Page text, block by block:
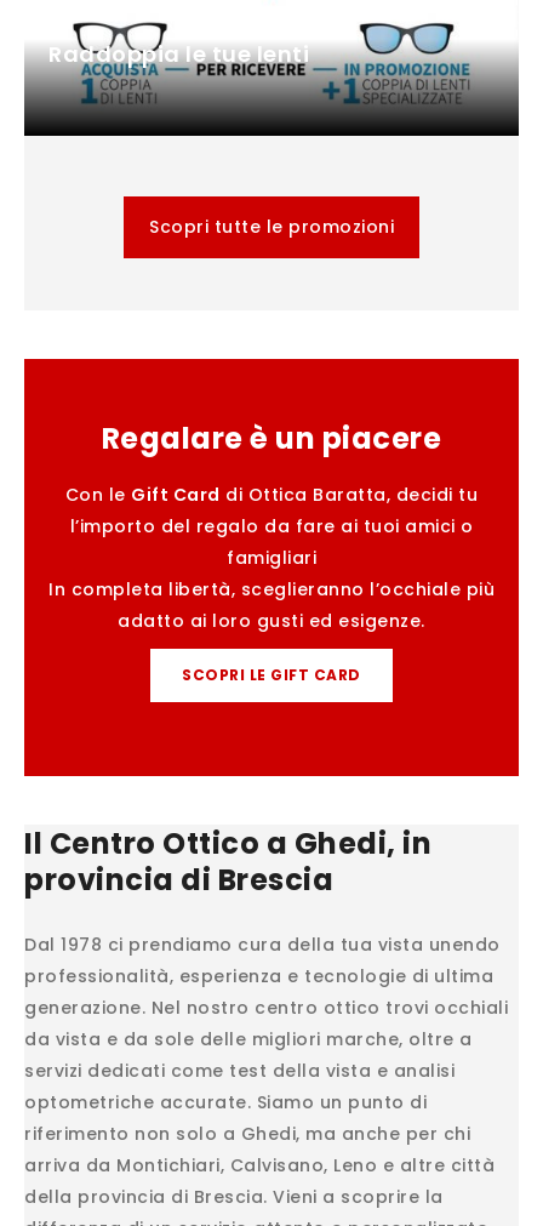
Raddoppia le tue lenti
Scopri tutte le promozioni
Regalare è un piacere
Con le Gift Card di Ottica Baratta, decidi tu
l’importo del regalo da fare ai tuoi amici o
famigliari
In completa libertà, sceglieranno l’occhiale più
adatto ai loro gusti ed esigenze.
SCOPRI LE GIFT CARD
Il Centro Ottico a Ghedi, in
provincia di Brescia
Dal 1978 ci prendiamo cura della tua vista unendo
professionalità, esperienza e tecnologie di ultima
generazione. Nel nostro centro ottico trovi occhiali
da vista e da sole delle migliori marche, oltre a
servizi dedicati come test della vista e analisi
optometriche accurate. Siamo un punto di
riferimento non solo a Ghedi, ma anche per chi
arriva da Montichiari, Calvisano, Leno e altre città
della provincia di Brescia. Vieni a scoprire la